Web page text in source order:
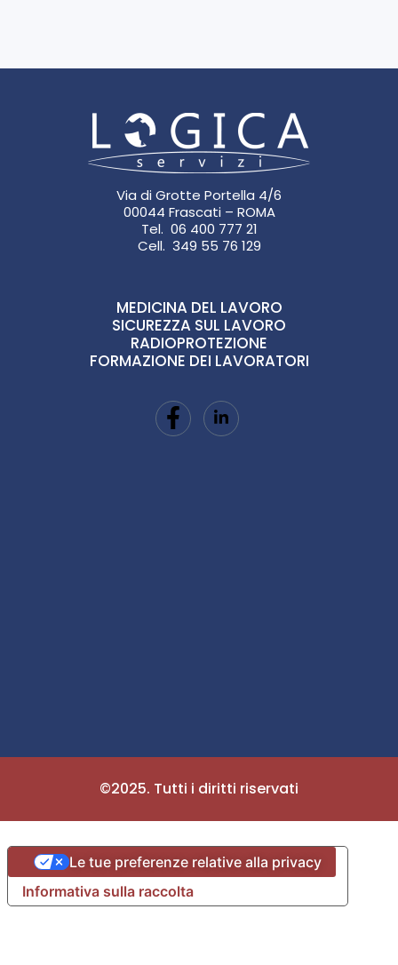
Via di Grotte Portella 4/6
00044 Frascati – ROMA
Tel. 06 400 777 21
Cell. 349 55 76 129
MEDICINA DEL LAVORO
SICUREZZA SUL LAVORO
RADIOPROTEZIONE
FORMAZIONE DEI LAVORATORI
©2025. Tutti i diritti riservati
Informativa sulla raccolta
Le tue preferenze relative alla privacy